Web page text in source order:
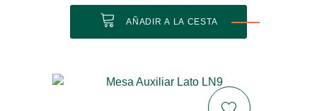
AÑADIR A LA CESTA